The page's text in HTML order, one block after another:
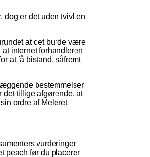
dog er det uden tvivl en
at det burde være
internet forhandleren
at få bistand, såfremt
bestemmelser
det tillige afgørende, at
ordre af Meleret
vurderinger
peach før du placerer